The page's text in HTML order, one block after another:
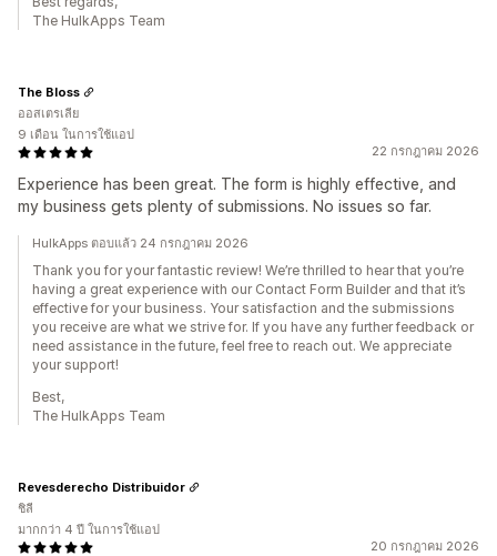
The HulkApps Team
22 กรกฎาคม 2026
Experience has been great. The form is highly effective, and
my business gets plenty of submissions. No issues so far.
The Bloss
ออสเตรเลีย
9 เดือน ในการใช้แอป
HulkApps ตอบแล้ว 24 กรกฎาคม 2026
Thank you for your fantastic review! We’re thrilled to hear that you’re
having a great experience with our Contact Form Builder and that it’s
effective for your business. Your satisfaction and the submissions
you receive are what we strive for. If you have any further feedback or
need assistance in the future, feel free to reach out. We appreciate
your support!
Best,
The HulkApps Team
20 กรกฎาคม 2026
Revesderecho Distribuidor
ชิลี
มากกว่า 4 ปี ในการใช้แอป